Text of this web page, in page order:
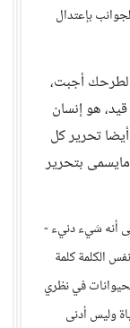
بإعتدال
لطرحك أجبت،
هو إنسان
تحرير كل
بتحرير
أنه شيء دنيء -
الكلمة كلمة
في نظري
وليس أدنى